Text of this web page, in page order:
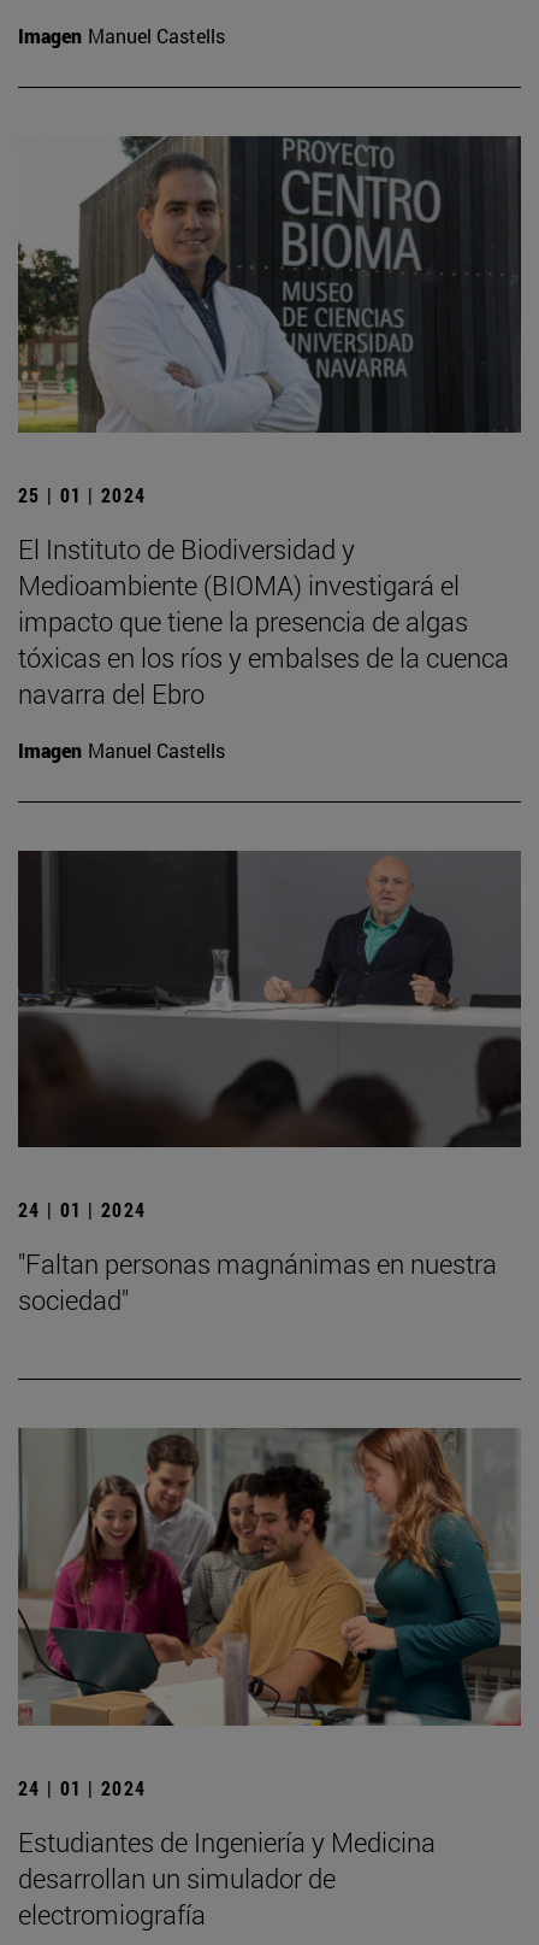
Imagen Manuel Castells
25 | 01 | 2024
El Instituto de Biodiversidad y
Medioambiente (BIOMA) investigará el
impacto que tiene la presencia de algas
tóxicas en los ríos y embalses de la cuenca
navarra del Ebro
Imagen Manuel Castells
24 | 01 | 2024
"Faltan personas magnánimas en nuestra
sociedad"
24 | 01 | 2024
Estudiantes de Ingeniería y Medicina
desarrollan un simulador de
electromiografía